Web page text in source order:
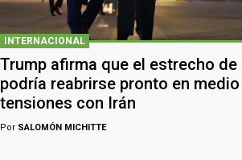
INTERNACIONAL
Trump afirma que el estrecho de
podría reabrirse pronto en
tensiones con Irán
Por SALOMÓN MICHITTE